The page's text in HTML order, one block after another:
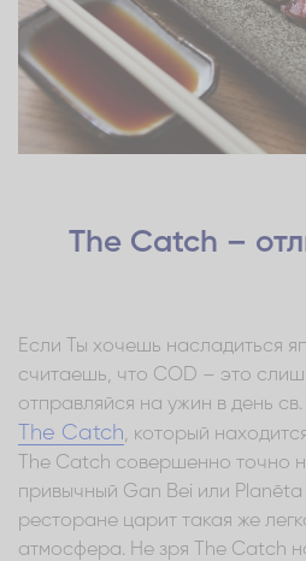
The Catch –
Если Ты хочешь насладиться
считаешь, что COD – это
отправляйся на ужин в день
The Catch, который
The Catch совершенно точно
привычный Gan Bei или Planēta
ресторане царит такая же
атмосфера. Не зря The Catch